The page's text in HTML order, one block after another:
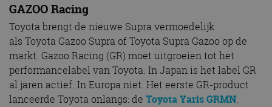
GAZOO Racing
Toyota brengt de nieuwe Supra vermoedelijk
als Toyota Gazoo Supra of Toyota Supra Gazoo op de
markt. Gazoo Racing (GR) moet uitgroeien tot het
performancelabel van Toyota. In Japan is het label GR
al jaren actief. In Europa niet. Het eerste GR-product
lanceerde Toyota onlangs: de Toyota Yaris GRMN.